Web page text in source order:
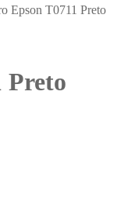
Epson T0711 Preto
Preto